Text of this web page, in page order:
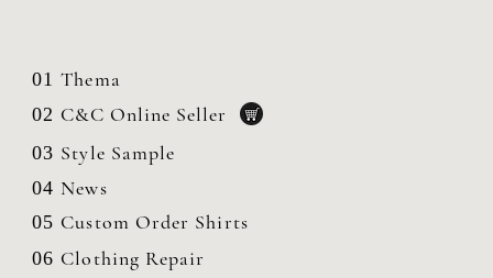
01 Thema
02 C&C Online Seller
03 Style Sample
04 News
05 Custom Order Shirts
06 Clothing Repair